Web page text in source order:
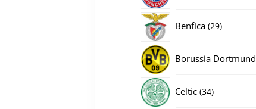
Benfica 2929
Borussia Dortmund
Celtic 3434